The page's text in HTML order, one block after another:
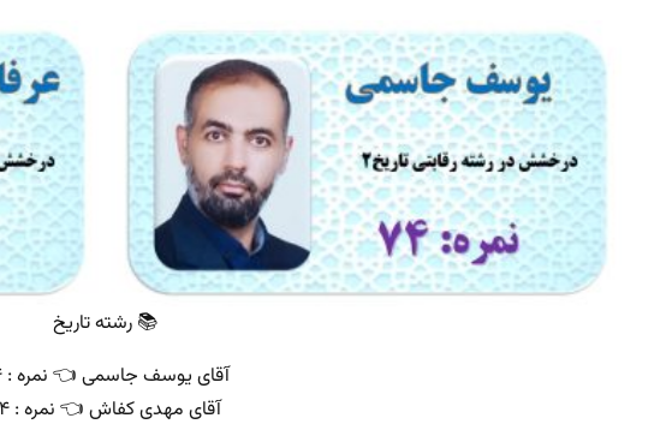
📚 رشته تاریخ
آقای یوسف جاسمی 👈 نمره : ۷۴
آقای مهدی کفاش 👈 نمره : ۷۴